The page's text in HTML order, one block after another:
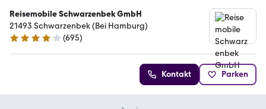
Reisemobile Schwarzenbek GmbH
21493 Schwarzenbek (Bei Hamburg)
4 Sterne
(695)
Kontakt Parken